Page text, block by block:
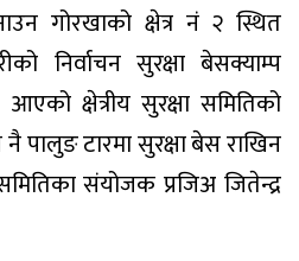
गोरखाको क्षेत्र नं २ स्थित
निर्वाचन सुरक्षा बेसक्याम्प
क्षेत्रीय सुरक्षा समितिको
पालुङ टारमा सुरक्षा बेस राखिन
संयोजक प्रजिअ जितेन्द्र